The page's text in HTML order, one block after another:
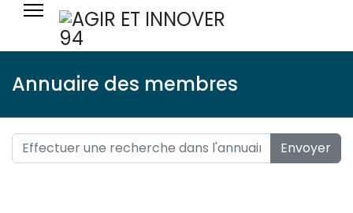
Annuaire des membres
Envoyer